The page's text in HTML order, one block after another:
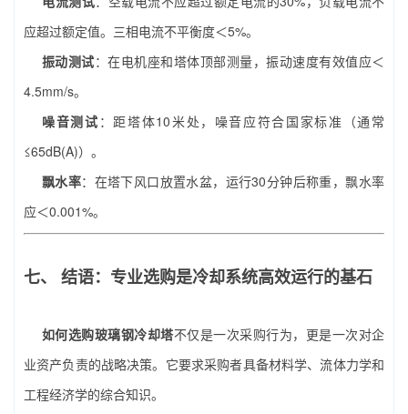
应超过额定值。三相电流不平衡度＜5%。
振动测试：在电机座和塔体顶部测量，振动速度有效值应＜
4.5mm/s。
噪音测试 ：距塔体10米处，噪音应符合国家标准（通常
≤65dB(A)）。
飘水率：在塔下风口放置水盆，运行30分钟后称重，飘水率
应＜0.001%。
七、 结语：专业选购是冷却系统高效运行的基石
如何选购玻璃钢冷却塔不仅是一次采购行为，更是一次对企
业资产负责的战略决策。它要求采购者具备材料学、流体力学和
工程经济学的综合知识。